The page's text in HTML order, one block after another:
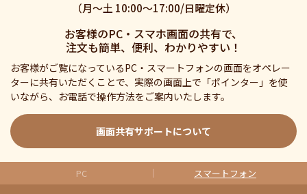
（月〜土 10:00〜17:00/日曜定休）
お客様のPC・スマホ画面の共有で、
注文も簡単、便利、わかりやすい！
お客様がご覧になっているPC・スマートフォンの画面をオペレー
ターに共有いただくことで、実際の画面上で「ポインター」を使
いながら、お電話で操作方法をご案内いたします。
画面共有サポートについて
PC スマートフォン